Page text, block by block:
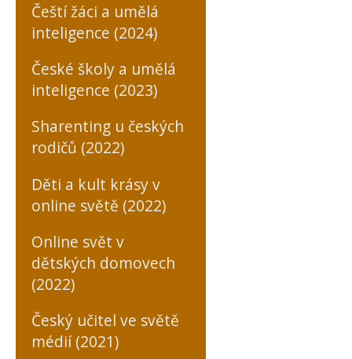
Čeští žáci a umělá
inteligence (2024)
České školy a umělá
inteligence (2023)
Sharenting u českých
rodičů (2022)
Děti a kult krásy v
online světě (2022)
Online svět v
dětských domovech
(2022)
Český učitel ve světě
médií (2021)